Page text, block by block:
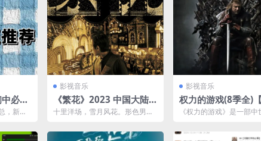
必刷
，新考
影视音乐
《繁花》2023 中国大陆 4
K+4K高码 [国语 173.6G]
十里洋场，雪月风花。形色男女
想，追随着心底无尽的欲望...
影视音乐
权力的游戏(8季全)
1080P】夸克网盘
《权力的游戏》是一部中
以美国作家乔治·R·R·...